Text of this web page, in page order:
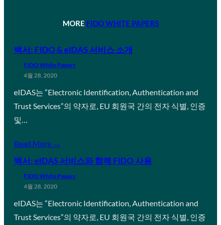
MORE FIDO WHITE PAPERS
백서: FIDO & eIDAS 서비스 소개
FIDO White Papers
4월 28, 2020
eIDAS는 “Electronic Identification, Authentication and
Trust Services”의 약자로, EU 회원국 간의 전자 식별, 인증
및…
Read More →
백서: eIDAS 서비스와 함께 FIDO 사용
FIDO White Papers
4월 28, 2020
eIDAS는 “Electronic Identification, Authentication and
Trust Services”의 약자로, EU 회원국 간의 전자 식별, 인증